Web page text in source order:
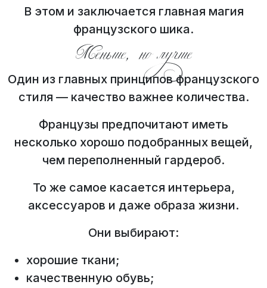
В этом и заключается главная магия
французского шика.
Меньше, но лучше
Один из главных принципов французского
стиля — качество важнее количества.
Французы предпочитают иметь
несколько хорошо подобранных вещей,
чем переполненный гардероб.
То же самое касается интерьера,
аксессуаров и даже образа жизни.
Они выбирают:
хорошие ткани;
качественную обувь;